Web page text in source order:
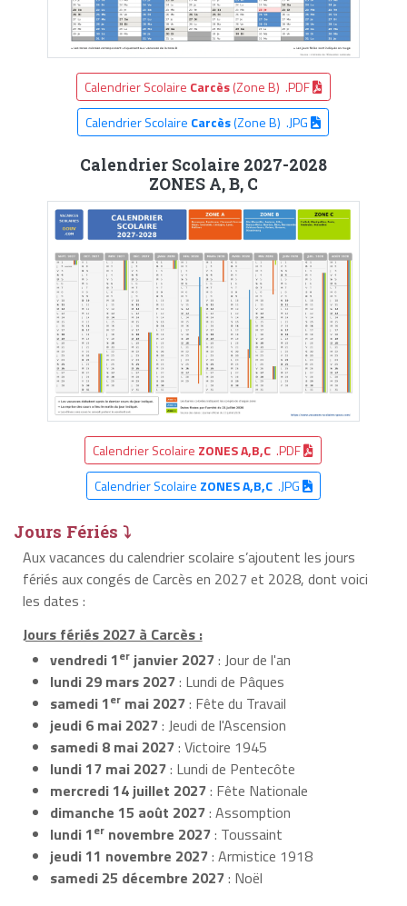
Calendrier Scolaire Carcès(Zone B) .PDF
Calendrier Scolaire Carcès(Zone B) .JPG
Calendrier Scolaire 2027-2028
ZONES A, B, C
Calendrier Scolaire ZONES A,B,C .PDF
Calendrier Scolaire ZONES A,B,C.JPG
Jours Fériés ⤵
Aux vacances du calendrier scolaire s’ajoutent les jours
fériés aux congés de Carcès en 2027 et 2028, dont voici
les dates :
Jours fériés 2027 à Carcès :
vendredi 1er janvier 2027: Jour de l'an
lundi 29 mars 2027: Lundi de Pâques
samedi 1er mai 2027: Fête du Travail
jeudi 6 mai 2027: Jeudi de l'Ascension
samedi 8 mai 2027: Victoire 1945
lundi 17 mai 2027: Lundi de Pentecôte
mercredi 14 juillet 2027: Fête Nationale
dimanche 15 août 2027: Assomption
lundi 1er novembre 2027: Toussaint
jeudi 11 novembre 2027: Armistice 1918
samedi 25 décembre 2027: Noël